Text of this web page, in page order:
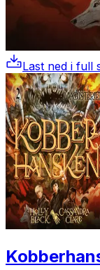
Last ned i full